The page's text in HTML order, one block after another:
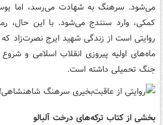
می‌شود. سرهنگ به شهادت می‌رسد، اما
کمکی، وارد سنندج می‌شود. با این حال،
روایتی است از زندگی شهید ایرج نصرت‌زاد
ماه‌های اولیه پیروزی انقلاب اسلامی و
جنگ تحمیلی داشته است.
بخشی از کتاب ترکه‌های درخت آلبالو